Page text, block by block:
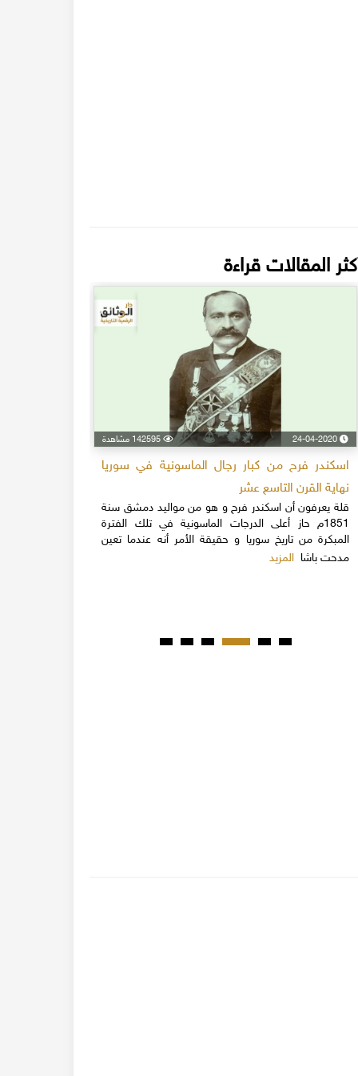
المقالات قراءة
24-04-2020 142595 مشاهدة
اسكندر فرح من كبار رجال الماسونية في سوريا
نهاية القرن التاسع عشر
قلة يعرفون أن اسكندر فرح و هو من مواليد دمشق سنة
1851م حاز أعلى الدرجات الماسونية في تلك الفترة
المبكرة من تاريخ سوريا و حقيقة الأمر أنه عندما تعين
مدحت باشا المزيد